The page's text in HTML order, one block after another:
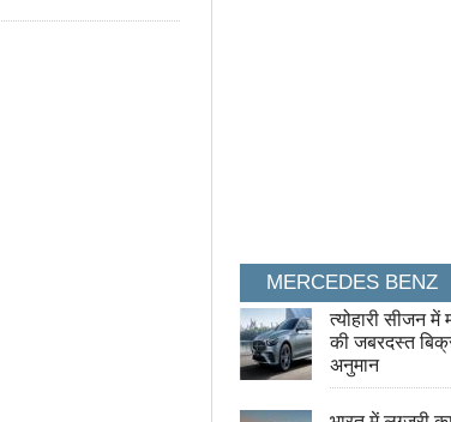
MERCEDES BENZ
त्योहारी सीजन में
की जबरदस्त
अनुमान